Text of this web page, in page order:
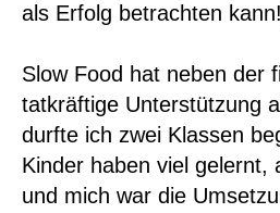
als Erfolg betrachten
Slow Food hat neben der
tatkräftige Unterstützung
durfte ich zwei Klassen
Kinder haben viel gelernt,
und mich war die